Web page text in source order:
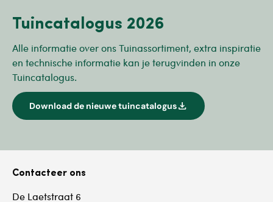
Tuincatalogus 2026
Alle informatie over ons Tuinassortiment, extra inspiratie
en technische informatie kan je terugvinden in onze
Tuincatalogus.
Download de nieuwe tuincatalogusdownload
Contacteer ons
De Laetstraat 6